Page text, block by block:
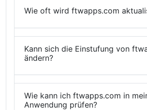
Wie oft wird ftwapps.com
Kann sich die Einstufung von
ändern?
Wie kann ich ftwapps.com in
Anwendung prüfen?